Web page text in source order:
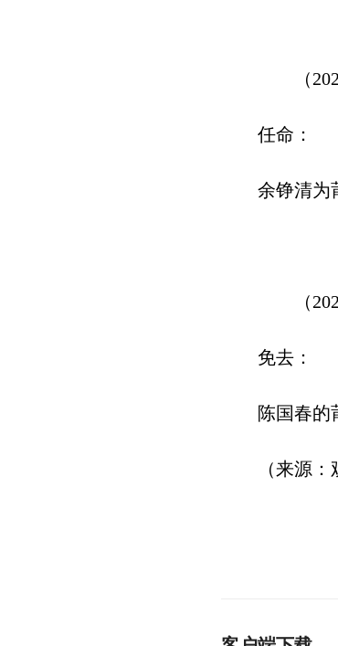
（
任命：
余铮清为
（
免去：
陈国春的
（来源：